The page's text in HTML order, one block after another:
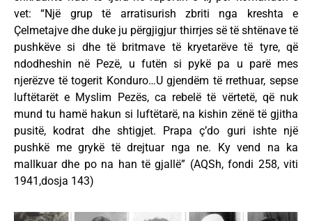
vet: “Një grup të arratisurish zbriti nga kreshta e
Çelmetajve dhe duke ju përgjigjur thirrjes së të shtënave të
pushkëve si dhe të britmave të kryetarëve të tyre, që
ndodheshin në Pezë, u futën si pykë pa u parë mes
njerëzve të togerit Konduro…U gjendëm të rrethuar, sepse
luftëtarët e Myslim Pezës, ca rebelë të vërtetë, që nuk
mund tu hamë hakun si luftëtarë, na kishin zënë të gjitha
pusitë, kodrat dhe shtigjet. Prapa ç’do guri ishte një
pushkë me grykë të drejtuar nga ne. Ky vend na ka
mallkuar dhe po na han të gjallë” (AQSh, fondi 258, viti
1941,dosja 143)